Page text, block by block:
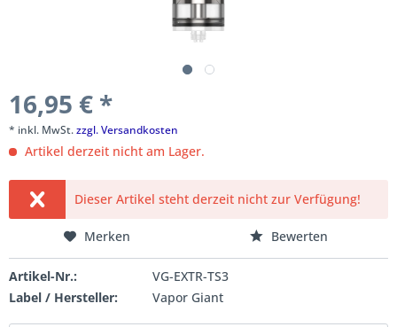
16,95 € *
* inkl. MwSt.zzgl. Versandkosten
Artikel derzeit nicht am Lager.
Dieser Artikel steht derzeit nicht zur Verfügung!
Merken Bewerten
Artikel-Nr.:
VG-EXTR-TS3
Label / Hersteller:
Vapor Giant